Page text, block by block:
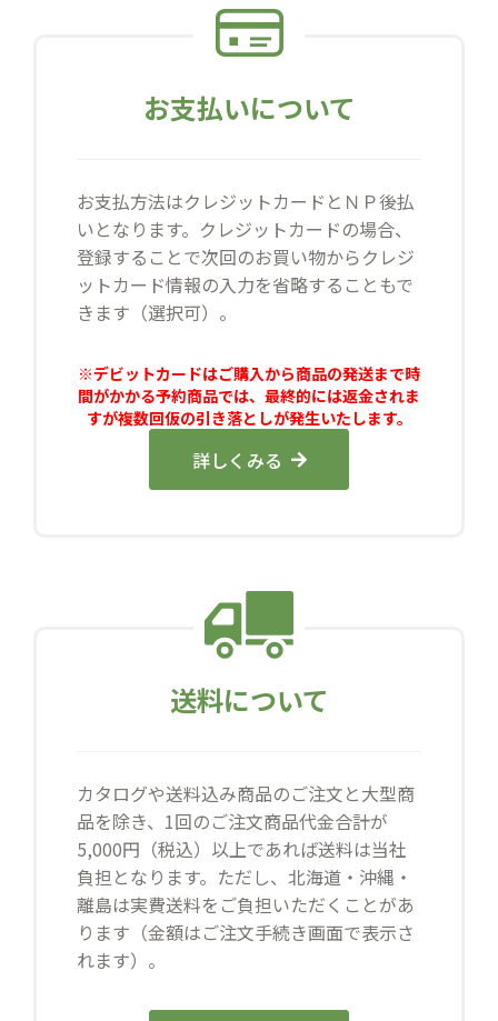
お支払いについて
お支払方法はクレジットカードとＮＰ後払
いとなります。クレジットカードの場合、
登録することで次回のお買い物からクレジ
ットカード情報の入力を省略することもで
きます（選択可）。
※デビットカードはご購入から商品の発送まで時
間がかかる予約商品では、最終的には返金されま
すが複数回仮の引き落としが発生いたします。
詳しくみる
送料について
カタログや送料込み商品のご注文と大型商
品を除き、1回のご注文商品代金合計が
5,000円（税込）以上であれば送料は当社
負担となります。ただし、北海道・沖縄・
離島は実費送料をご負担いただくことがあ
ります（金額はご注文手続き画面で表示さ
れます）。